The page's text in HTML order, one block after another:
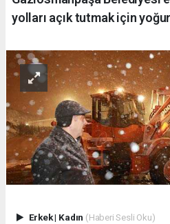
yolları açık tutmak için
Erkek| Kadın (Haberi Sesli Oku)